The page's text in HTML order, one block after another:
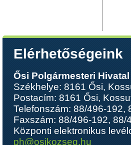
Elérhetőségeink
Ősi Polgármesteri Hivatal
Székhelye: 8161 Ősi,
Postacím: 8161 Ősi,
Telefonszám: 88/496-192,
Faxszám: 88/496-192, 88/
Központi elektronikus
ph@osikozseg.hu